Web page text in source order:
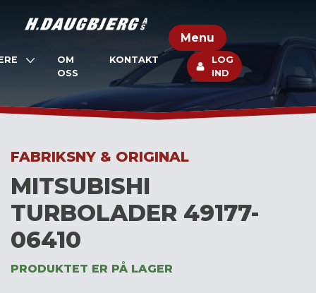
Menu
OM
OSS
KONTAKT
LOG
IND
FABRIKSNY & ORIGINAL
MITSUBISHI
TURBOLADER 49177-
06410
PRODUKTET ER PÅ LAGER